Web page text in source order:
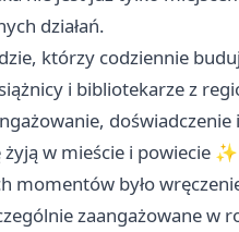
działań.
którzy codziennie
i bibliotekarze z
w mieście i powiecie ✨
momentów było
zaangażowane w